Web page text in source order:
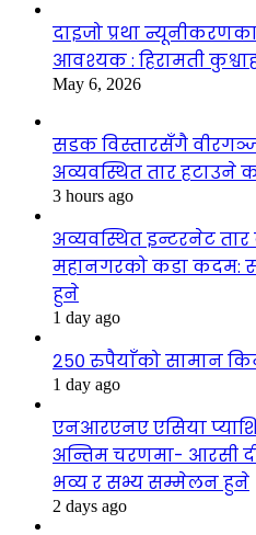
दाइजो प्रथा
आवश्यक : हिरामती
May 6, 2026
सडक विस्तारसँगै
अव्यवस्थित तार हटाउने
3 hours ago
अव्यवस्थित इन्टरनेट
महानगरको कडा कदम:
हुने
1 day ago
२५० रुपैयाँको सामान
1 day ago
एनआरएनए एसिया
अन्तिम चरणमा- आरसी
भव्य र सभ्य सम्मेलन हुने
2 days ago